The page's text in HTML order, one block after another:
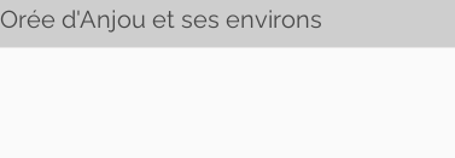
Orée d'Anjou et ses environs